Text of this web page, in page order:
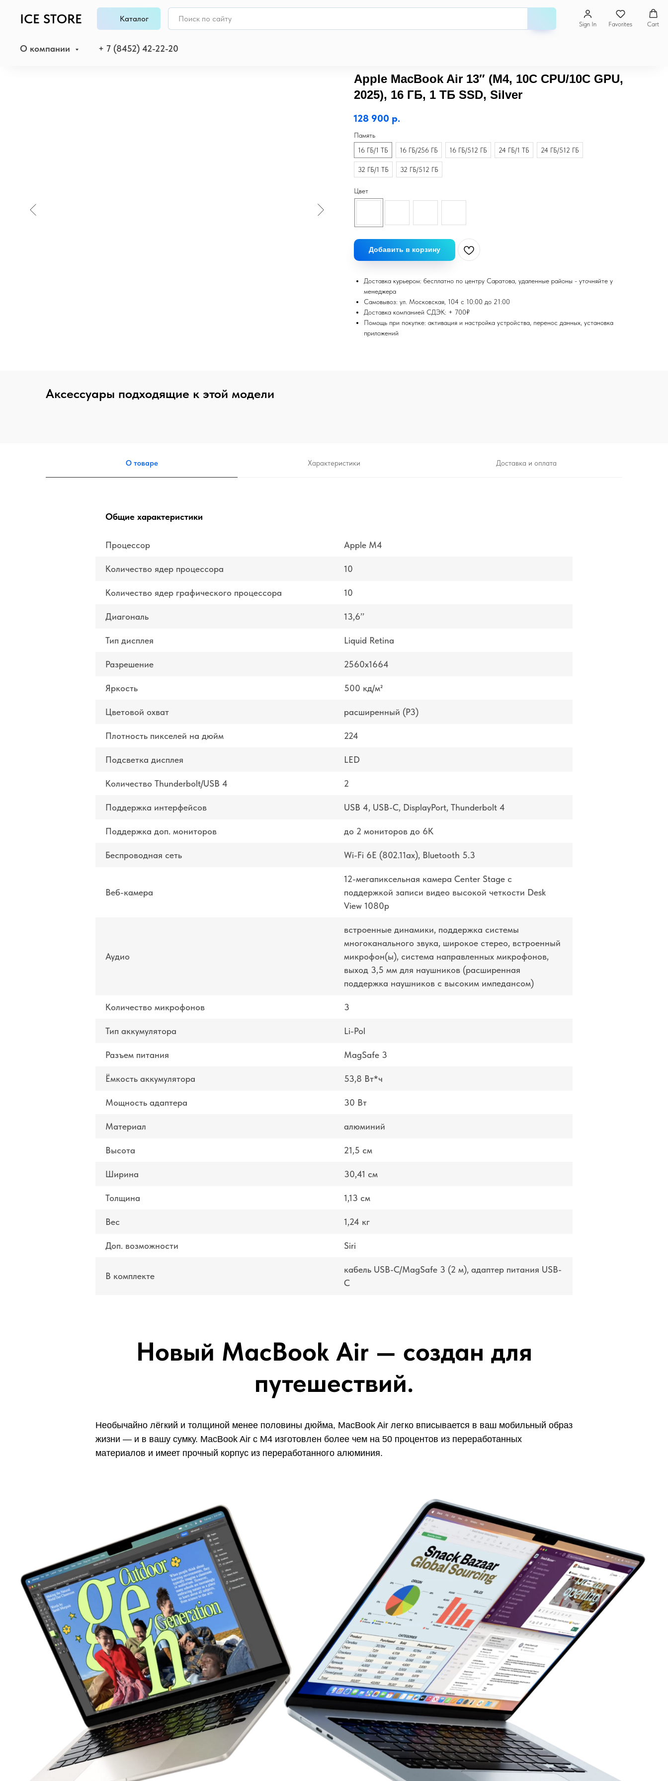
ICE STORE Каталог
Sign In Favorites Cart
О компании + 7 (8452) 42-22-20
Главная / MacBook / MacBook Air 13 (M4, 2025)
Apple MacBook Air 13″ (M4, 10C CPU/10C GPU,
2025), 16 ГБ, 1 ТБ SSD, Silver
128 900 р.
Память
16 ГБ/1 ТБ
16 ГБ/256 ГБ 16 ГБ/512 ГБ 24 ГБ/1 ТБ 24 ГБ/512 ГБ
32 ГБ/1 ТБ 32 ГБ/512 ГБ
Цвет
Добавить в корзину
Доставка курьером: бесплатно по центру Саратова, удаленные районы - уточняйте у
менеджера
Самовывоз: ул. Московская, 104 с 10:00 до 21:00
Доставка компанией СДЭК: + 700₽
Помощь при покупке: активация и настройка устройства, перенос данных, установка
приложений
Аксессуары подходящие к этой модели
О товаре Характеристики Доставка и оплата
Общие характеристики
Процессор Apple M4
Количество ядер процессора 10
Количество ядер графического процессора 10
Диагональ 13,6’’
Тип дисплея Liquid Retina
Разрешение 2560x1664
Яркость 500 кд/м²
Цветовой охват расширенный (P3)
Плотность пикселей на дюйм 224
Подсветка дисплея LED
Количество Thunderbolt/USB 4 2
Поддержка интерфейсов USB 4, USB-C, DisplayPort, Thunderbolt 4
Поддержка доп. мониторов до 2 мониторов до 6K
Беспроводная сеть Wi-Fi 6E (802.11ax), Bluetooth 5.3
Веб-камера
12-мегапиксельная камера Center Stage с
поддержкой записи видео высокой четкости Desk
View 1080p
Аудио
встроенные динамики, поддержка системы
многоканального звука, широкое стерео, встроенный
микрофон(ы), система направленных микрофонов,
выход 3,5 мм для наушников (расширенная
поддержка наушников с высоким импедансом)
Количество микрофонов 3
Тип аккумулятора Li-Pol
Разъем питания MagSafe 3
Ёмкость аккумулятора 53,8 Вт*ч
Мощность адаптера 30 Вт
Материал алюминий
Высота 21,5 см
Ширина 30,41 см
Толщина 1,13 см
Вес 1,24 кг
Доп. возможности Siri
В комплекте
кабель USB-C/MagSafe 3 (2 м), адаптер питания USB-
C
Новый MacBook Air — создан для
путешествий.
Необычайно лёгкий и толщиной менее половины дюйма, MacBook Air легко вписывается в ваш мобильный образ
жизни — и в вашу сумку. MacBook Air с M4 изготовлен более чем на 50 процентов из переработанных
материалов и имеет прочный корпус из переработанного алюминия.